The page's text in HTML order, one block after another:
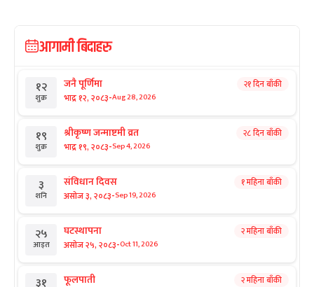
आगामी बिदाहरु
१२
शुक्र
जनै पूर्णिमा
भाद्र १२, २०८३-Aug 28, 2026
२१ दिन बाँकी
१९
शुक्र
श्रीकृष्ण जन्माष्टमी व्रत
भाद्र १९, २०८३-Sep 4, 2026
२८ दिन बाँकी
३
शनि
संविधान दिवस
असोज ३, २०८३-Sep 19, 2026
१ महिना बाँकी
२५
आइत
घटस्थापना
असोज २५, २०८३-Oct 11, 2026
२ महिना बाँकी
३१ फूलपाती २ महिना बाँकी